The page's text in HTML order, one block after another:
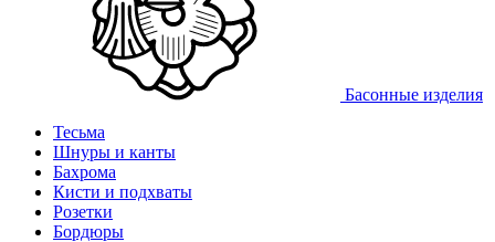
Басонные изделия
Тесьма
Шнуры и канты
Бахрома
Кисти и подхваты
Розетки
Бордюры